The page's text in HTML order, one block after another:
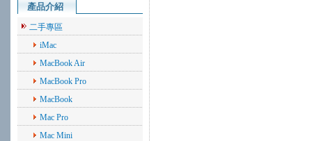
產品介紹
二手專區
iMac
MacBook Air
MacBook Pro
MacBook
Mac Pro
Mac Mini